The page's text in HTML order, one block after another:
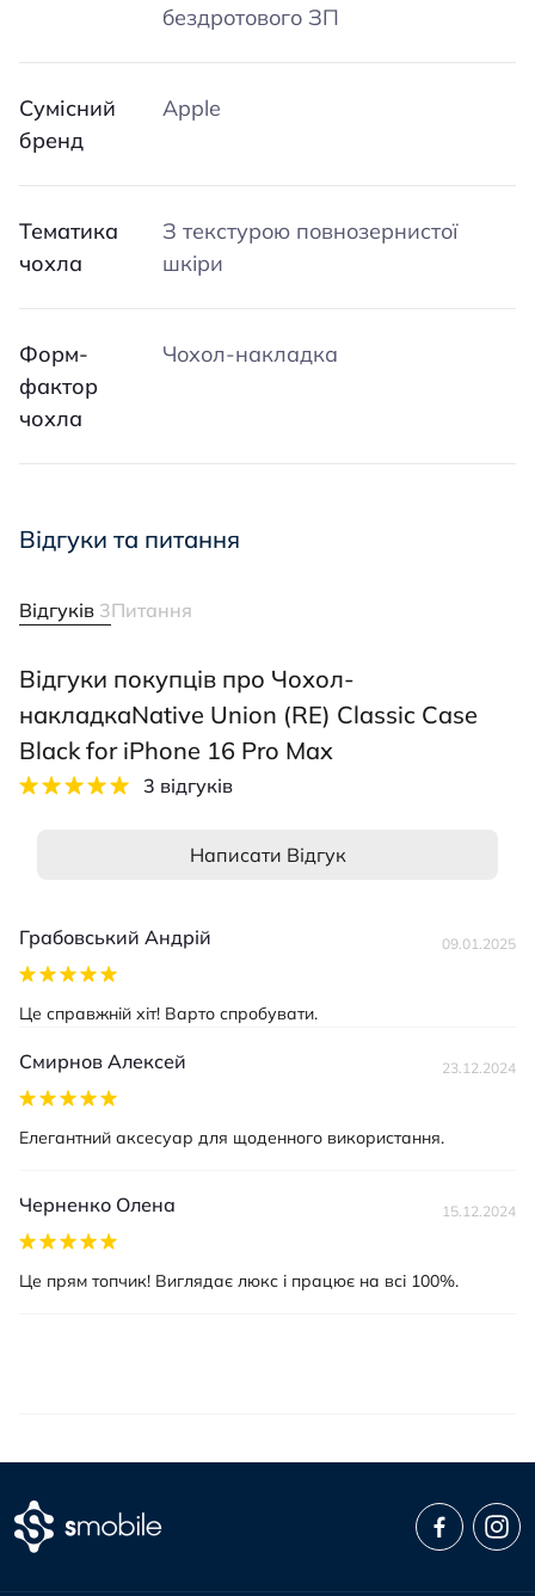
бездротового ЗП
Сумісний
бренд
Apple
Тематика
чохла
З текстурою повнозернистої
шкіри
Форм-
фактор
чохла
Чохол-накладка
Відгуки та питання
Відгуків 3Питання
Відгуки покупців про Чохол-
накладкаNative Union (RE) Classic Case
Black for iPhone 16 Pro Max
3 відгуків
Написати Відгук
Грабовський Андрій 09.01.2025
Це справжній хіт! Варто спробувати.
Смирнов Алексей 23.12.2024
Елегантний аксесуар для щоденного використання.
Черненко Олена 15.12.2024
Це прям топчик! Виглядає люкс і працює на всі 100%.